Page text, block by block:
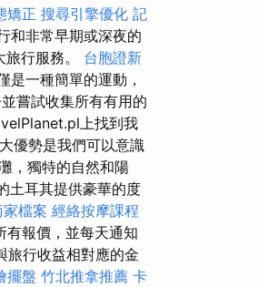
矯正 搜尋引擎優化 記
和非常早期或深夜的
行服務。 台胞證新
是一種簡單的運動，
嘗試收集所有有用的
上找到我
優勢是我們可以意識
，獨特的自然和陽
土耳其提供豪華的度
檔案 經絡按摩課程
有報價，並每天通知
旅行收益相對應的金
擺盤 竹北推拿推薦 卡